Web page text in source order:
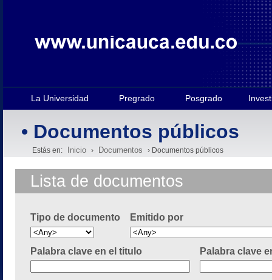
La Universidad Pregrado Posgrado
• Documentos públicos
Estás en: Inicio › Documentos › Documentos públicos
Lista de documentos
Tipo de documento Emitido por
Palabra clave en el titulo Palabra clave